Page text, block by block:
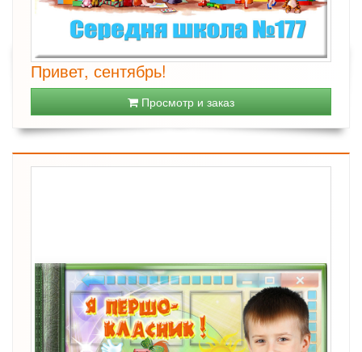
Привет, сентябрь!
Просмотр и заказ